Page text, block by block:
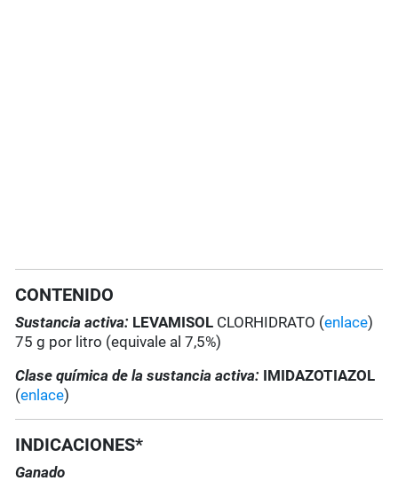
CONTENIDO
Sustancia activa: LEVAMISOL CLORHIDRATO (enlace)
75 g por litro (equivale al 7,5%)
Clase química de la sustancia activa: IMIDAZOTIAZOL
(enlace)
INDICACIONES*
Ganado